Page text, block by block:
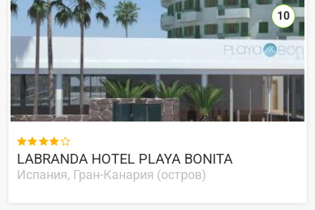

LABRANDA HOTEL PLAYA BONITA
Испания, Гран-Канария (остров)
10